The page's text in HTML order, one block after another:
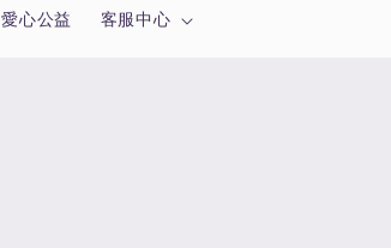
愛心公益 客服中心